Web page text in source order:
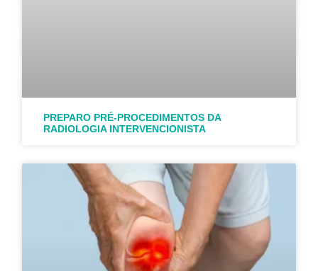
PREPARO PRÉ-PROCEDIMENTOS DA
RADIOLOGIA INTERVENCIONISTA